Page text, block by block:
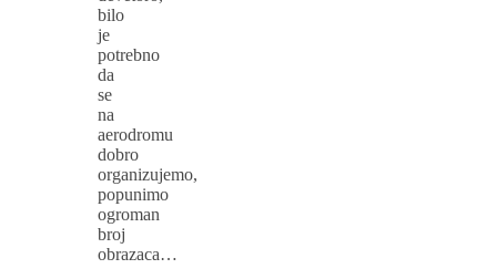
bilo
je
potrebno
da
se
na
aerodromu
dobro
organizujemo,
popunimo
ogroman
broj
obrazaca…